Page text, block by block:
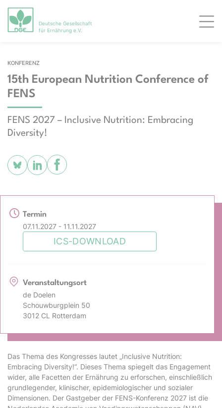
Deutsche Gesellschaft
für Ernährung e.V.
KONFERENZ
15th European Nutrition Conference of
FENS
FENS 2027 – Inclusive Nutrition: Embracing
Diversity!
Termin
07.11.2027 - 11.11.2027
ICS-DOWNLOAD
Veranstaltungsort
de Doelen
Schouwburgplein 50
3012 CL Rotterdam
Das Thema des Kongresses lautet „Inclusive Nutrition:
Embracing Diversity!“. Dieses Thema spiegelt das Engagement
wider, alle Facetten der Ernährung zu erforschen, einschließlich
grundlegender, klinischer, epidemiologischer und sozialer
Dimensionen. Der Gastgeber der FENS-Konferenz 2027 ist die